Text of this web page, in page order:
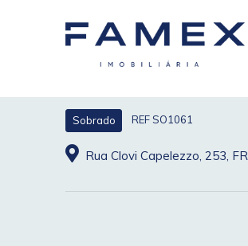
Sobrado REF SO1061
Rua Clovi Capelezzo, 253,